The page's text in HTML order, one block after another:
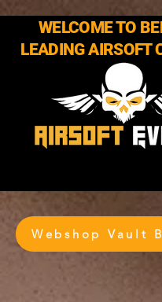
WELCOME TO
LEADING AIRSOFT
Webshop Vault